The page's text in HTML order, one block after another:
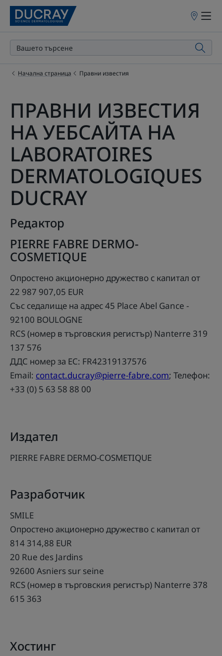
Точки
продажба
Начална страница Правни известия
ПРАВНИ ИЗВЕСТИЯ
НА УЕБСАЙТА НА
LABORATOIRES
DERMATOLOGIQUES
DUCRAY
Редактор
PIERRE FABRE DERMO-
COSMETIQUE
Опростено акционерно дружество с капитал от
22 987 907,05 EUR
Със седалище на адрес 45 Place Abel Gance -
92100 BOULOGNE
RCS (номер в търговския регистър) Nanterre 319
137 576
ДДС номер за ЕС: FR42319137576
Email: contact.ducray@pierre-fabre.com; Телефон:
+33 (0) 5 63 58 88 00
Издател
PIERRE FABRE DERMO-COSMETIQUE
Разработчик
SMILE
Опростено акционерно дружество с капитал от
814 314,88 EUR
20 Rue des Jardins
92600 Asniers sur seine
RCS (номер в търговския регистър) Nanterre 378
615 363
Хостинг